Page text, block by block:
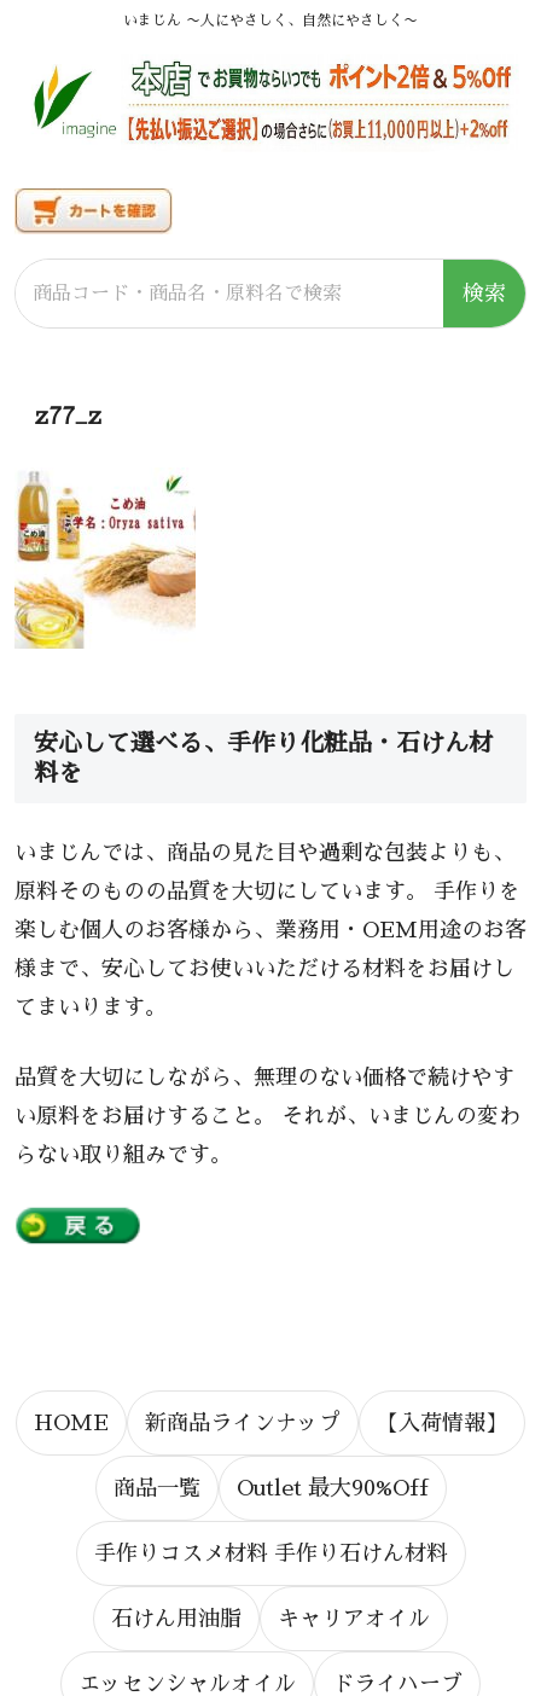
いまじん 〜人にやさしく、自然にやさしく〜
検索
z77_z
安心して選べる、手作り化粧品・石けん材
料を
いまじんでは、商品の見た目や過剰な包装よりも、
原料そのものの品質を大切にしています。 手作りを
楽しむ個人のお客様から、業務用・OEM用途のお客
様まで、安心してお使いいただける材料をお届けし
てまいります。
品質を大切にしながら、無理のない価格で続けやす
い原料をお届けすること。 それが、いまじんの変わ
らない取り組みです。
HOME 新商品ラインナップ 【入荷情報】
商品一覧 Outlet 最大90%Off
手作りコスメ材料 手作り石けん材料
石けん用油脂 キャリアオイル
エッセンシャルオイル ドライハーブ